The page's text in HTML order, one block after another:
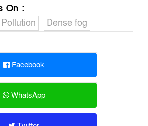
On :
Dense fog
Facebook
WhatsApp